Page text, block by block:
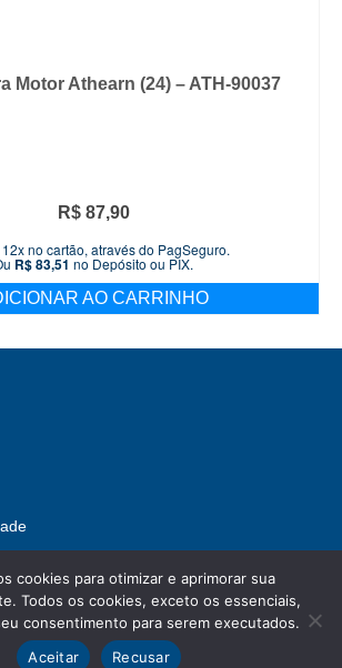
Motor Athearn (24) – ATH-90037
R$87,90
12x no cartão, através do PagSeguro.
R$83,51 no Depósito ou PIX.
AO CARRINHO
Theme byKadence WP
, podem conter direitos.
cookies para otimizar e aprimorar sua
Todos os cookies, exceto os essenciais,
consentimento para serem executados.
Aceitar
Recusar